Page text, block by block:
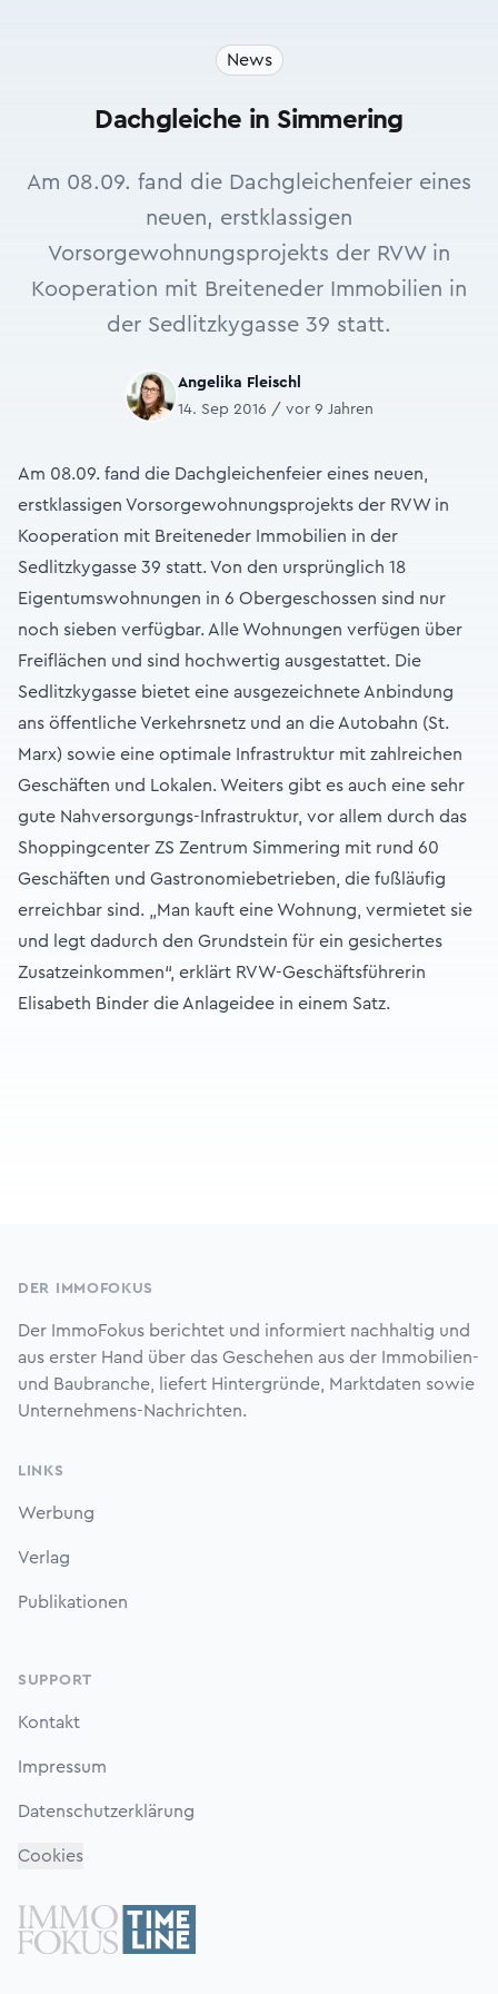
News
Dachgleiche in Simmering
Am 08.09. fand die Dachgleichenfeier eines
neuen, erstklassigen
Vorsorgewohnungsprojekts der RVW in
Kooperation mit Breiteneder Immobilien in
der Sedlitzkygasse 39 statt.
Angelika Fleischl
14. Sep 2016 / vor 9 Jahren
Am 08.09. fand die Dachgleichenfeier eines neuen,
erstklassigen Vorsorgewohnungsprojekts der RVW in
Kooperation mit Breiteneder Immobilien in der
Sedlitzkygasse 39 statt. Von den ursprünglich 18
Eigentumswohnungen in 6 Obergeschossen sind nur
noch sieben verfügbar. Alle Wohnungen verfügen über
Freiflächen und sind hochwertig ausgestattet. Die
Sedlitzkygasse bietet eine ausgezeichnete Anbindung
ans öffentliche Verkehrsnetz und an die Autobahn (St.
Marx) sowie eine optimale Infrastruktur mit zahlreichen
Geschäften und Lokalen. Weiters gibt es auch eine sehr
gute Nahversorgungs-Infrastruktur, vor allem durch das
Shoppingcenter ZS Zentrum Simmering mit rund 60
Geschäften und Gastronomiebetrieben, die fußläufig
erreichbar sind. „Man kauft eine Wohnung, vermietet sie
und legt dadurch den Grundstein für ein gesichertes
Zusatzeinkommen“, erklärt RVW-Geschäftsführerin
Elisabeth Binder die Anlageidee in einem Satz.
DER IMMOFOKUS
Der ImmoFokus berichtet und informiert nachhaltig und
aus erster Hand über das Geschehen aus der Immobilien-
und Baubranche, liefert Hintergründe, Marktdaten sowie
Unternehmens-Nachrichten.
LINKS
Werbung
Verlag
Publikationen
SUPPORT
Kontakt
Impressum
Datenschutzerklärung
Cookies